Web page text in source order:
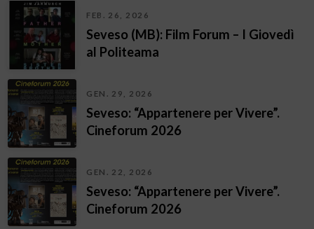
FEB. 26, 2026
Seveso (MB): Film Forum – I Giovedì
al Politeama
GEN. 29, 2026
Seveso: “Appartenere per Vivere”.
Cineforum 2026
GEN. 22, 2026
Seveso: “Appartenere per Vivere”.
Cineforum 2026